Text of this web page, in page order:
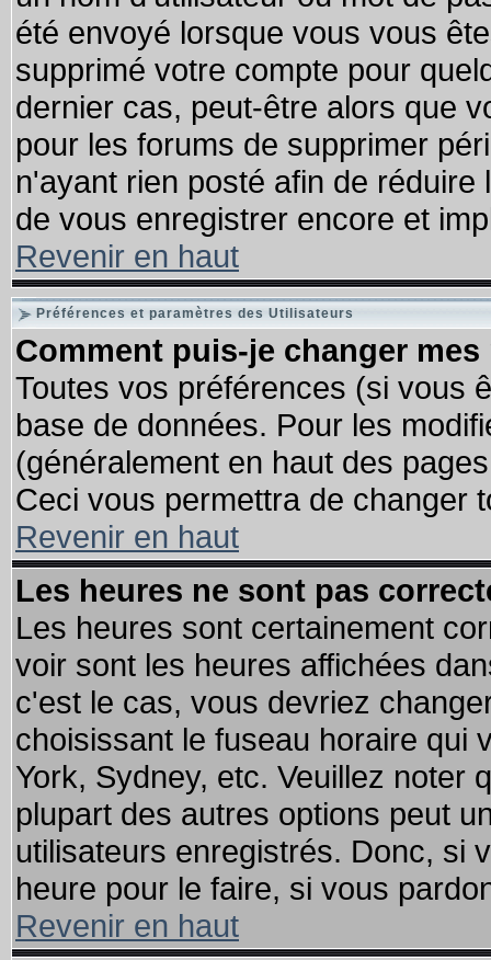
été envoyé lorsque vous vous
supprimé votre compte pour
dernier cas, peut-être alors que
pour les forums de supprimer
n'ayant rien posté afin de
de vous enregistrer encore et
Revenir en haut
Préférences et paramètres des Utilisateurs
Comment puis-je changer
Toutes vos préférences (si vous
base de données. Pour les
(généralement en haut des
Ceci vous permettra de changer
Revenir en haut
Les heures ne sont pas
Les heures sont certainement
voir sont les heures affichées
c'est le cas, vous devriez
choisissant le fuseau horaire qui
York, Sydney, etc. Veuillez noter
plupart des autres options peut
utilisateurs enregistrés. Donc, si
heure pour le faire, si vous
Revenir en haut